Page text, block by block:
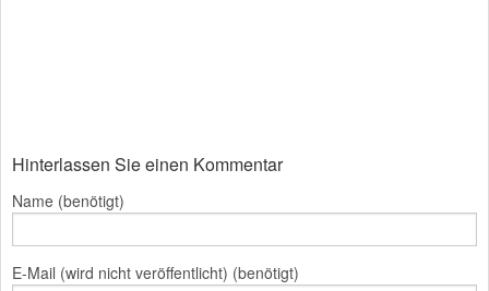
Hinterlassen Sie einen Kommentar
Name (benötigt)
E-Mail (wird nicht veröffentlicht) (benötigt)